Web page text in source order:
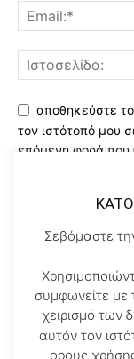
αποθηκεύστε
τον ιστότοπό μου
επόμενη φορά που
αποθήκευση
τον
μας*
Σεβόμαστε
συμφωνείτε με
χειρισμό των
αυτόν τον
ορους